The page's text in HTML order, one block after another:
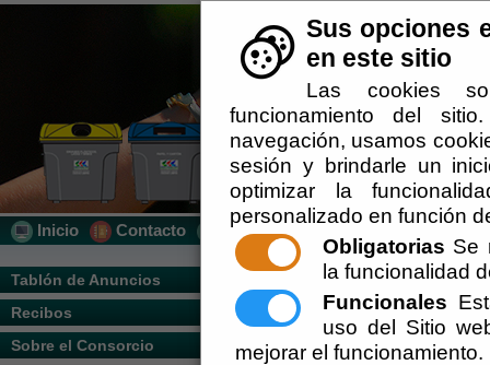
Sus opciones
en este sitio
Las cookies
funcionamiento del
navegación, usamos
sesión y brindarle un
optimizar la
personalizado en función
Obligatorias Se
la funcionalidad
Funcionales
uso del Sitio
mejorar el funcionamiento.
Inicio Contacto Localización
Tablón de Anuncios
Recibos
Sobre el Consorcio
Usted se encuentra aquí:Inicio // Quién
Escuchar